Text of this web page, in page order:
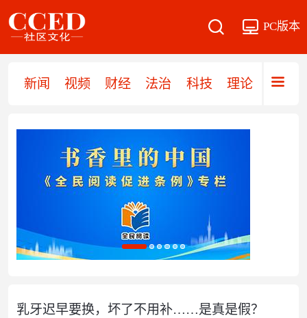
PC版本
新闻 视频 财经 法治 科技 理论 党建
乳牙迟早要换，坏了不用补……是真是假？